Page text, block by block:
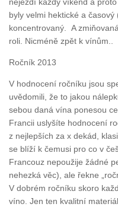
nejezdí každý víkend a
byly velmi hektické a
koncentrovaný. A
roli. Nicméně zpět k vínům..
Ročník 2013
V hodnocení ročníku jsou
uvědomili, že to jakou
sebou daná vína ponesou
Francii uslyšíte hodnocení
z nejlepších za x dekád,
se blíží k čemusi pro co v
Francouz nepoužije žádné
nehezká věc), ale řekne
V dobrém ročníku skoro
víno. Jen ten kvalitní